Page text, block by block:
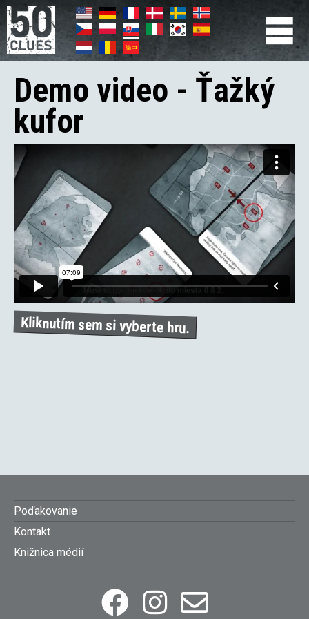
Skočiť
na
hlavný
obsah
Primær
navigation
Demo video - Ťažký
kufor
Kliknutím sem si vyberte hru.
Footer
menu
Poďakovanie
Kontakt
Knižnica médií